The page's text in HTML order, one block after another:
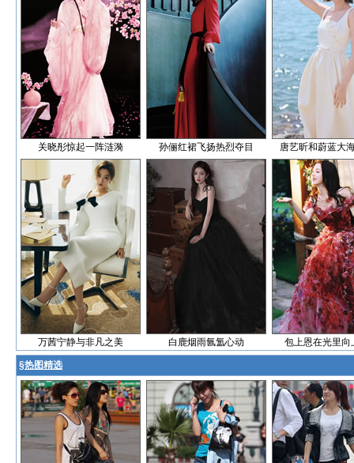
关晓彤惊起一阵涟漪 孙俪红裙飞扬热烈夺目 唐艺昕和蔚蓝大
万茜宁静与非凡之美 白鹿烟雨氤氲心动 包上恩在光里向
§热图精选